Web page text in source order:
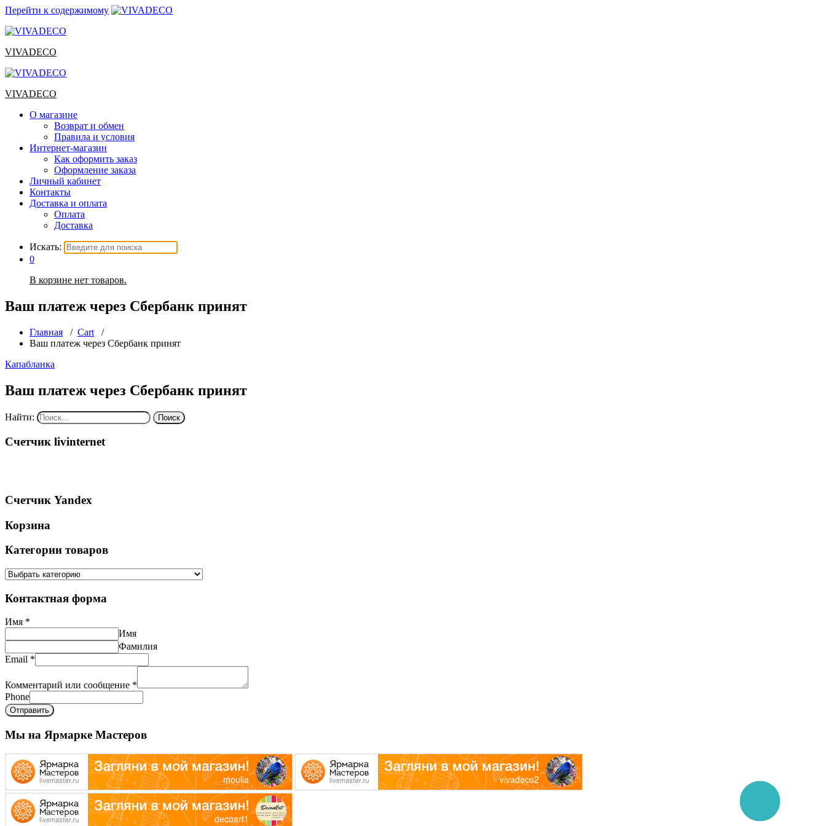
Перейти к содержимому
VIVADECO
VIVADECO
О магазине
Возврат и обмен
Правила и условия
Интернет-магазин
Как оформить заказ
Оформление заказа
Личный кабинет
Контакты
Доставка и оплата
Оплата
Доставка
Искать:
0
В корзине нет товаров.
Ваш платеж через Сбербанк принят
Главная / Cart /
Ваш платеж через Сбербанк принят
Капабланка
Ваш платеж через Сбербанк принят
Найти:
Счетчик livinternet
Счетчик Yandex
Корзина
Категории товаров
Контактная форма
Имя *
Имя
Фамилия
Email *
Комментарий или сообщение *
Phone
Отправить
Мы на Ярмарке Мастеров
Заказать